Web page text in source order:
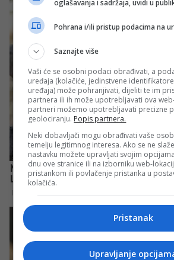
oglašavanja i sadržaja, uvidi u
Pohrana i/ili pristup podacima na
Saznajte više
Vaši će se osobni podaci obrađivati, a
uređaja (kolačiće, jedinstvene
uređaja) može pohranjivati, dijeliti te im
partnera ili ih može upotrebljavati ova
partneri možemo upotrebljavati precizne
geolociranju. Popis partnera.
Neki dobavljači mogu obrađivati vaše
temelju legitimnog interesa. Ako se ne
nastavku možete upravljati svojim
dnu ove stranice ili na izborniku web-
pristankom ili povlačenje pristanka u
kolačića.
Pristanak
Upravljanje